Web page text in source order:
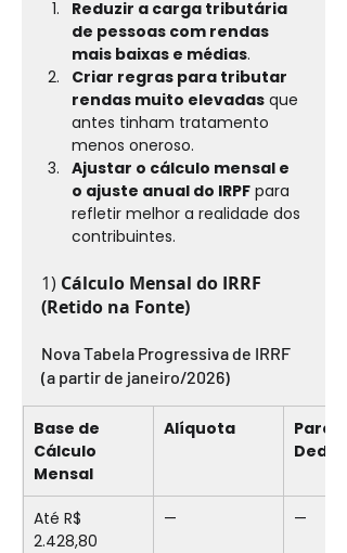
Reduzir a carga tributária
de pessoas com rendas
mais baixas e médias.
Criar regras para tributar
rendas muito elevadas que
antes tinham tratamento
menos oneroso.
Ajustar o cálculo mensal e
o ajuste anual do IRPF para
refletir melhor a realidade dos
contribuintes.
1) Cálculo Mensal do IRRF
(Retido na Fonte)
Nova Tabela Progressiva de IRRF
(a partir de janeiro/2026)
Base de
Cálculo
Mensal
Alíquota
Deduzir
Até R$
2.428,80
— —